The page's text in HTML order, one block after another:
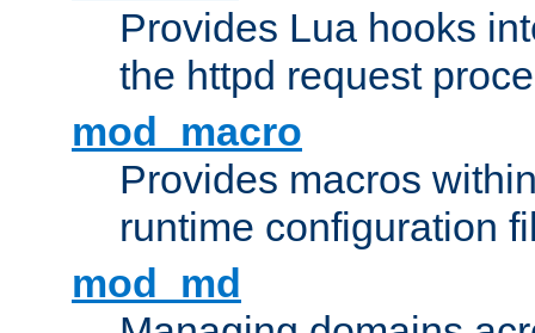
Provides Lua hooks
the httpd request
mod_macro
Provides macros
runtime configuration
mod_md